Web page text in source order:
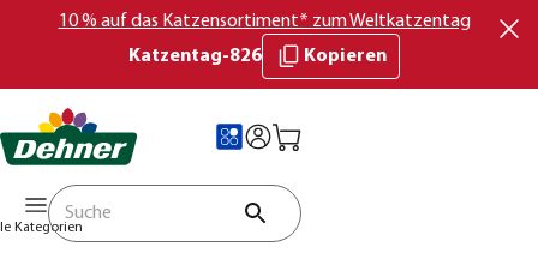
10 % auf das Katzensortiment* zum Weltkatzentag
Katzentag-826
Kopieren
Kategorien